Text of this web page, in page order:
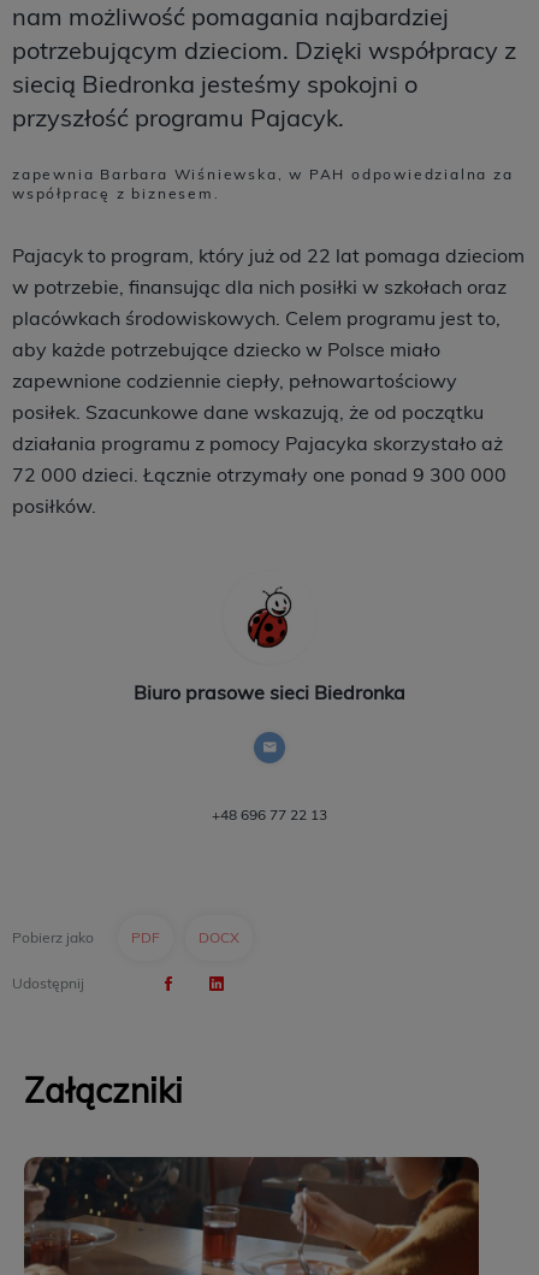
nam możliwość pomagania najbardziej
potrzebującym dzieciom. Dzięki współpracy z
siecią Biedronka jesteśmy spokojni o
przyszłość programu Pajacyk.
zapewnia Barbara Wiśniewska, w PAH odpowiedzialna za
współpracę z biznesem.
Pajacyk to program, który już od 22 lat pomaga dzieciom
w potrzebie, finansując dla nich posiłki w szkołach oraz
placówkach środowiskowych. Celem programu jest to,
aby każde potrzebujące dziecko w Polsce miało
zapewnione codziennie ciepły, pełnowartościowy
posiłek. Szacunkowe dane wskazują, że od początku
działania programu z pomocy Pajacyka skorzystało aż
72 000 dzieci. Łącznie otrzymały one ponad 9 300 000
posiłków.
Biuro prasowe sieci Biedronka
+48 696 77 22 13
Pobierz jako PDF DOCX
Udostępnij
Załączniki